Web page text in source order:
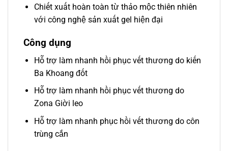
Chiết xuất hoàn toàn từ thảo mộc thiên nhiên
với công nghệ sản xuất gel hiện đại
Công dụng
Hỗ trợ làm nhanh hồi phục vết thương do kiến
Ba Khoang đốt
Hỗ trợ làm nhanh hồi phục vết thương do
Zona Giời leo
Hỗ trợ làm nhanh phục hồi vết thương do côn
trùng cắn